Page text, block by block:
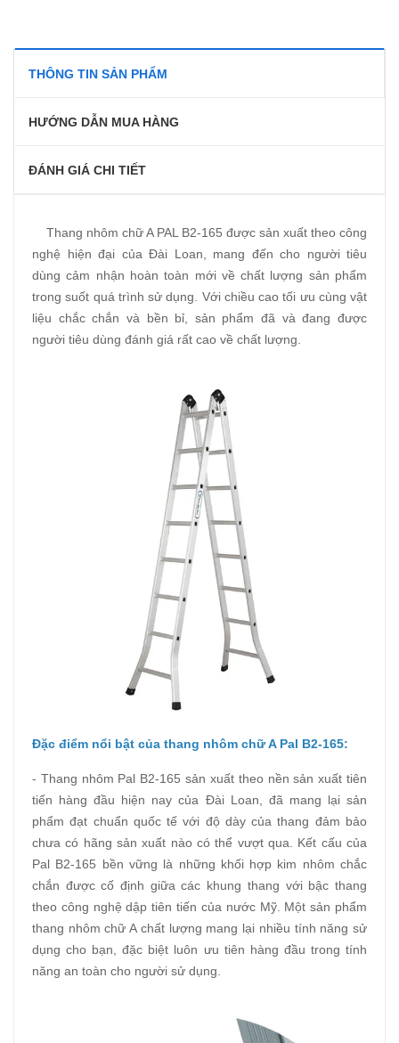
THÔNG TIN SẢN PHẨM
HƯỚNG DẪN MUA HÀNG
ĐÁNH GIÁ CHI TIẾT
Thang nhôm chữ A PAL B2-165 được sản xuất theo công
nghệ hiện đại của Đài Loan, mang đến cho người tiêu
dùng cảm nhận hoàn toàn mới về chất lượng sản phẩm
trong suốt quá trình sử dụng. Với chiều cao tối ưu cùng vật
liệu chắc chắn và bền bỉ, sản phẩm đã và đang được
người tiêu dùng đánh giá rất cao về chất lượng.
Đặc điểm nổi bật của thang nhôm chữ A Pal B2-165:
- Thang nhôm Pal B2-165 sản xuất theo nền sản xuất tiên
tiến hàng đầu hiện nay của Đài Loan, đã mang lại sản
phẩm đạt chuẩn quốc tế với độ dày của thang đảm bảo
chưa có hãng sản xuất nào có thể vượt qua. Kết cấu của
Pal B2-165 bền vững là những khối hợp kim nhôm chắc
chắn được cố định giữa các khung thang với bậc thang
theo công nghệ dập tiên tiến của nước Mỹ. Một sản phẩm
thang nhôm chữ A chất lượng mang lại nhiều tính năng sử
dụng cho bạn, đặc biệt luôn ưu tiên hàng đầu trong tính
năng an toàn cho người sử dụng.